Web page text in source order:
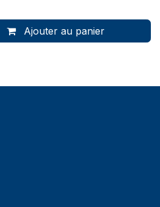
Ajouter au panier